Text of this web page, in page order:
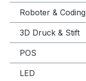
Roboter & Coding
3D Druck & Stift
POS
LED